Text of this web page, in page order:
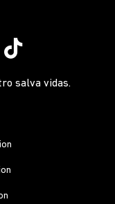
salva vidas.